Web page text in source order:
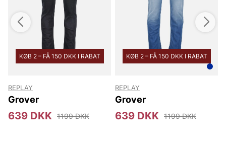
KØB 2 – FÅ 150 DKK I RABAT
REPLAY
Grover
639 DKK 1199 DKK
KØB 2 – FÅ 150 DKK I RABAT
REPLAY
Grover
639 DKK 1199 DKK